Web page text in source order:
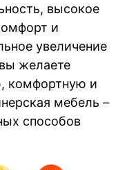
высокое
и
увеличение
желаете
комфортную и
мебель –
способов